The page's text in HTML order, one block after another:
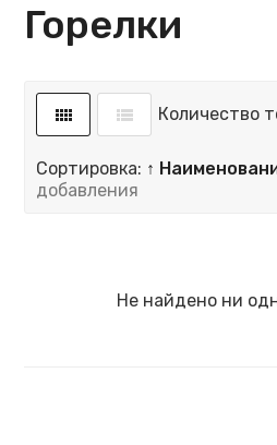
Горелки
Количество
Сортировка: ↑
добавления
Не найдено ни